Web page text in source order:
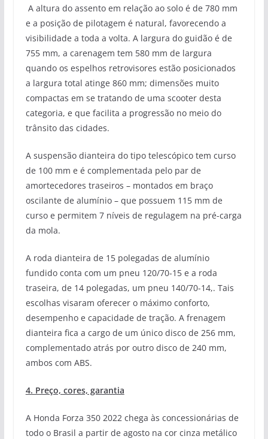
A altura do assento em relação ao solo é de 780 mm
e a posição de pilotagem é natural, favorecendo a
visibilidade a toda a volta. A largura do guidão é de
755 mm, a carenagem tem 580 mm de largura
quando os espelhos retrovisores estão posicionados
a largura total atinge 860 mm; dimensões muito
compactas em se tratando de uma scooter desta
categoria, e que facilita a progressão no meio do
trânsito das cidades.
A suspensão dianteira do tipo telescópico tem curso
de 100 mm e é complementada pelo par de
amortecedores traseiros – montados em braço
oscilante de alumínio – que possuem 115 mm de
curso e permitem 7 níveis de regulagem na pré-carga
da mola.
A roda dianteira de 15 polegadas de alumínio
fundido conta com um pneu 120/70-15 e a roda
traseira, de 14 polegadas, um pneu 140/70-14,. Tais
escolhas visaram oferecer o máximo conforto,
desempenho e capacidade de tração. A frenagem
dianteira fica a cargo de um único disco de 256 mm,
complementado atrás por outro disco de 240 mm,
ambos com ABS.
4. Preço, cores, garantia
A Honda Forza 350 2022 chega às concessionárias de
todo o Brasil a partir de agosto na cor cinza metálico